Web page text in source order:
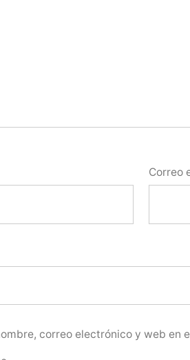
Correo
correo electrónico y web en